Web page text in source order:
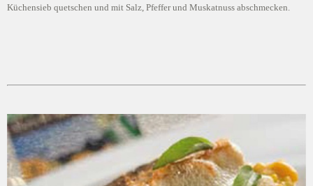
Küchensieb quetschen und mit Salz, Pfeffer und Muskatnuss abschmecken.